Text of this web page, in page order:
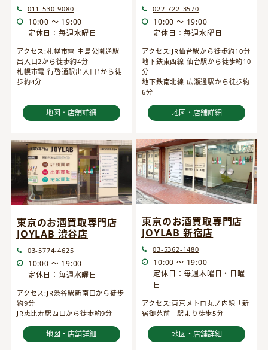
011-530-9080
10:00 ～ 19:00
定休日：毎週水曜日
アクセス:札幌市電 中島公園通駅
出入口2から徒歩約4分
札幌市電 行啓通駅出入口1から徒
歩約4分
地図・店舗詳細
022-722-3570
10:00 ～ 19:00
定休日：毎週水曜日
アクセス:JR仙台駅から徒歩約10分
地下鉄東西線 仙台駅から徒歩約10
分
地下鉄南北線 広瀬通駅から徒歩約
6分
地図・店舗詳細
東京のお酒買取専門店
JOYLAB 渋谷店
03-5774-4625
10:00 ～ 19:00
定休日：毎週水曜日
アクセス:JR渋谷駅新南口から徒歩
約9分
JR恵比寿駅西口から徒歩約9分
地図・店舗詳細
東京のお酒買取専門店
JOYLAB 新宿店
03-5362-1480
10:00 ～ 19:00
定休日：毎週木曜日・日曜
日
アクセス:東京メトロ丸ノ内線「新
宿御苑前」駅より徒歩5分
地図・店舗詳細